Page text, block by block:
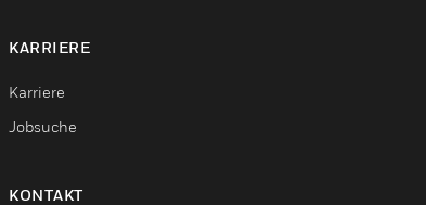
KARRIERE
Karriere
Jobsuche
KONTAKT